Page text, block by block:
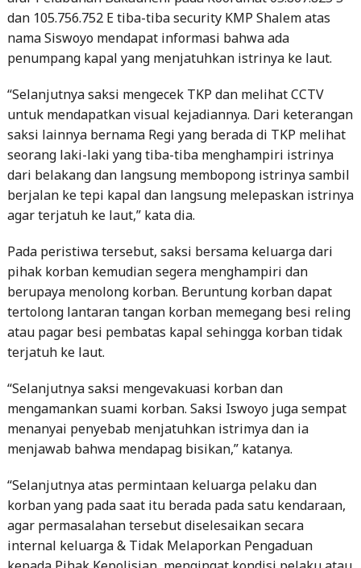
penumpang kapal yang menjatuhkan istrinya ke laut.
“Selanjutnya saksi mengecek TKP dan melihat CCTV
untuk mendapatkan visual kejadiannya. Dari keterangan
saksi lainnya bernama Regi yang berada di TKP melihat
seorang laki-laki yang tiba-tiba menghampiri istrinya
dari belakang dan langsung membopong istrinya sambil
berjalan ke tepi kapal dan langsung melepaskan istrinya
agar terjatuh ke laut,” kata dia.
Pada peristiwa tersebut, saksi bersama keluarga dari
pihak korban kemudian segera menghampiri dan
berupaya menolong korban. Beruntung korban dapat
tertolong lantaran tangan korban memegang besi reling
atau pagar besi pembatas kapal sehingga korban tidak
terjatuh ke laut.
“Selanjutnya saksi mengevakuasi korban dan
mengamankan suami korban. Saksi Iswoyo juga sempat
menanyai penyebab menjatuhkan istrimya dan ia
menjawab bahwa mendapag bisikan,” katanya.
“Selanjutnya atas permintaan keluarga pelaku dan
korban yang pada saat itu berada pada satu kendaraan,
agar permasalahan tersebut diselesaikan secara
internal keluarga & Tidak Melaporkan Pengaduan
kepada Pihak Kepolisian, mengingat kondisi pelaku atau
suami korban sedang dalam proses pengobatan karena
ada gangguan kejiwaan. Sekitar Pukul 06.20 WIB, KMP